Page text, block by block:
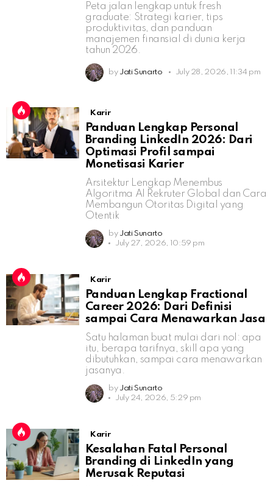
Peta jalan lengkap untuk fresh
graduate: Strategi karier, tips
produktivitas, dan panduan
manajemen finansial di dunia kerja
tahun 2026.
by Jati Sunarto July 28, 2026, 11:34 pm
Karir
Panduan Lengkap Personal
Branding LinkedIn 2026: Dari
Optimasi Profil sampai
Monetisasi Karier
Arsitektur Lengkap Menembus
Algoritma AI Rekruter Global dan Cara
Membangun Otoritas Digital yang
Otentik
by Jati Sunarto
July 27, 2026, 10:59 pm
Karir
Panduan Lengkap Fractional
Career 2026: Dari Definisi
sampai Cara Menawarkan Jasa
Satu halaman buat mulai dari nol: apa
itu, berapa tarifnya, skill apa yang
dibutuhkan, sampai cara menawarkan
jasanya.
by Jati Sunarto
July 24, 2026, 5:29 pm
Karir
Kesalahan Fatal Personal
Branding di LinkedIn yang
Merusak Reputasi